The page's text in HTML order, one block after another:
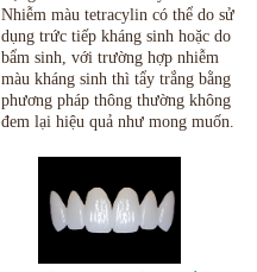
Nhiễm màu tetracylin có thể do sử
dụng trức tiếp kháng sinh hoặc do
bẩm sinh, với trường hợp nhiễm
màu kháng sinh thì tẩy trắng bằng
phương pháp thông thường không
đem lại hiệu quả như mong muốn.